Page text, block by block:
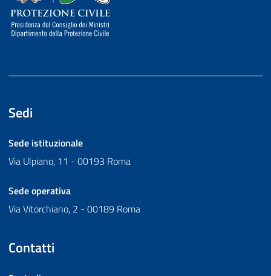
Sedi
Sede istituzionale
Via Ulpiano, 11 - 00193 Roma
Sede operativa
Via Vitorchiano, 2 - 00189 Roma
Contatti